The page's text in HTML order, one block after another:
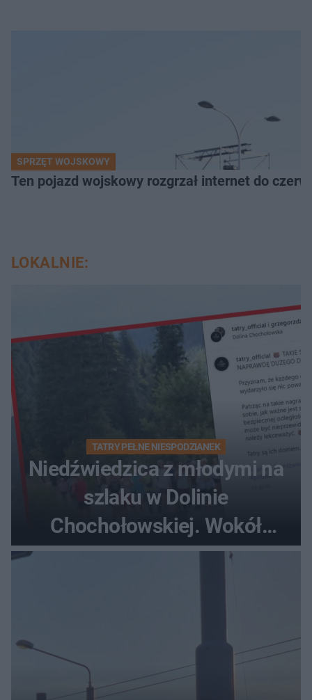
SPRZĘT WOJSKOWY
Ten pojazd wojskowy rozgrzał internet do
LOKALNIE:
TATRY PEŁNE NIESPODZIANEK
Niedźwiedzica z młodymi na
szlaku w Dolinie
Chochołowskiej. Wokół
turyści!